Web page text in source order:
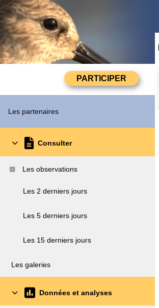
Les partenaires
Consulter
Les observations
Les 2 derniers jours
Les 5 derniers jours
Les 15 derniers jours
Les galeries
Données et analyses